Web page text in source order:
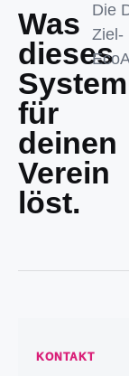
Was
dieses
System
für
deinen
Verein
löst.
Die
Ziel-
KONTAKT